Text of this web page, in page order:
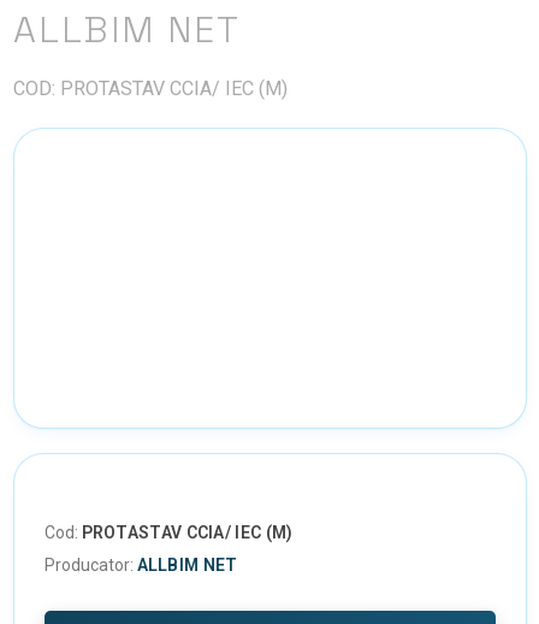
ALLBIM NET
COD: PROTASTAV CCIA/ IEC (M)
Cod: PROTASTAV CCIA/ IEC (M)
Producator: ALLBIM NET